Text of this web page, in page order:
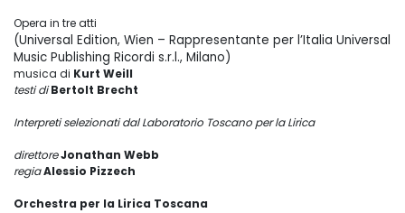
Opera in tre atti
(Universal Edition, Wien – Rappresentante per l’Italia Universal
Music Publishing Ricordi s.r.l., Milano)
musica di Kurt Weill
testi di Bertolt Brecht
Interpreti selezionati dal Laboratorio Toscano per la Lirica
direttoreJonathan Webb
regiaAlessio Pizzech
Orchestra per la Lirica Toscana